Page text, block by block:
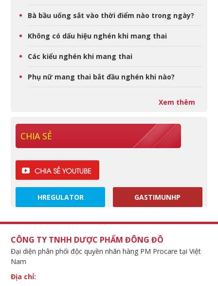
Bà bầu uống sắt vào thời điểm nào trong ngày?
Không có dấu hiệu nghén khi mang thai
Các kiểu nghén khi mang thai
Phụ nữ mang thai bắt đầu nghén khi nào?
Xem thêm
CHIA SẺ
HREGULATOR GASTIMUNHP
CÔNG TY TNHH DƯỢC PHẨM ĐÔNG ĐÔ
Đại diện phân phối độc quyền nhãn hàng PM Procare tại Việt
Nam
Địa chỉ: